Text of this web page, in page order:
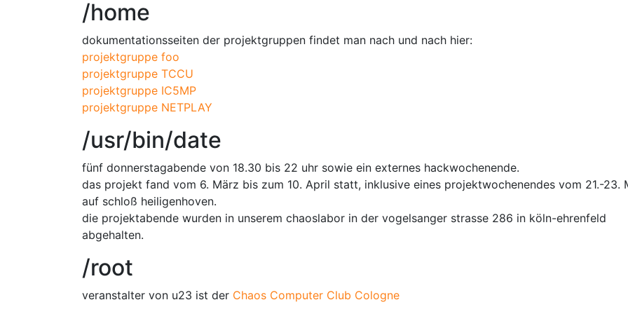
/home
dokumentationsseiten der projektgruppen findet man nach und nach hier:
projektgruppe foo
projektgruppe TCCU
projektgruppe IC5MP
projektgruppe NETPLAY
/usr/bin/date
fünf donnerstagabende von 18.30 bis 22 uhr sowie ein externes hackwochenende.
das projekt fand vom 6. März bis zum 10. April statt, inklusive eines projektwochenendes vom 21.-23.
auf schloß heiligenhoven.
die projektabende wurden in unserem chaoslabor in der vogelsanger strasse 286 in köln-ehrenfeld
abgehalten.
/root
veranstalter von u23 ist der Chaos Computer Club Cologne